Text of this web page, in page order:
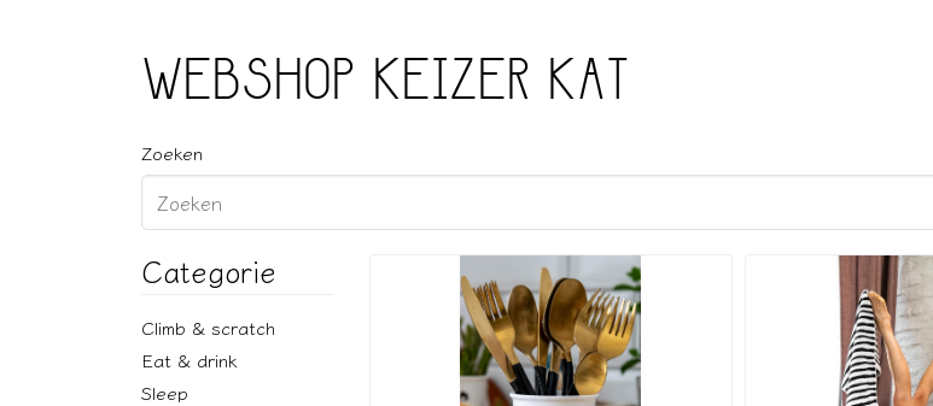
WEBSHOP KEIZER KAT
Zoeken
Categorie
Climb & scratch
Eat & drink
Sleep